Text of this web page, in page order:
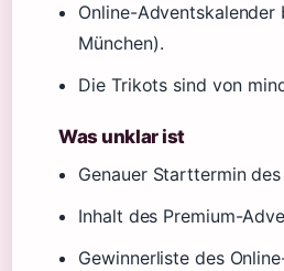
Online-
München).
Die Trikots sind von
Was unklar ist
Genauer Starttermin
Inhalt des Premium-
Gewinnerliste des